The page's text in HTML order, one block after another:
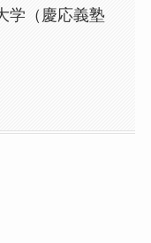
学（慶応義塾